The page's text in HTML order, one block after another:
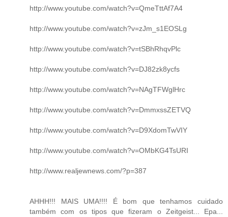
http://www.youtube.com/watch?v=QmeTttAf7A4
http://www.youtube.com/watch?v=zJm_s1EOSLg
http://www.youtube.com/watch?v=tSBhRhqvPlc
http://www.youtube.com/watch?v=DJ82zk8ycfs
http://www.youtube.com/watch?v=NAgTFWglHrc
http://www.youtube.com/watch?v=DmmxssZETVQ
http://www.youtube.com/watch?v=D9XdomTwVIY
http://www.youtube.com/watch?v=OMbKG4TsURI
http://www.realjewnews.com/?p=387
AHHH!!! MAIS UMA!!!! É bom que tenhamos cuidado
também com os tipos que fizeram o Zeitgeist... Epa...